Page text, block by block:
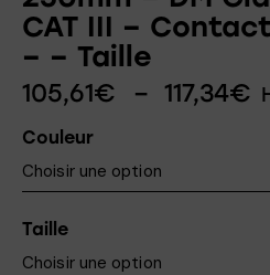
CAT III –
– – Taille
105,61€ – 117,34€
Couleur
Taille